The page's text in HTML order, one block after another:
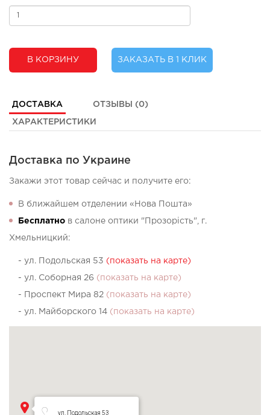
В КОРЗИНУ ЗАКАЗАТЬ В 1 КЛИК
ДОСТАВКА ОТЗЫВЫ (0)
ХАРАКТЕРИСТИКИ
Доставка по Украине
Закажи этот товар сейчас и получите его:
В ближайшем отделении «Нова Пошта»
Бесплатно в салоне оптики "Прозорість", г.
Хмельницкий:
- ул. Подольская 53 (показать на карте)
- ул. Соборная 26 (показать на карте)
- Проспект Мира 82 (показать на карте)
- ул. Майборского 14 (показать на карте)
ул. Подольская 53